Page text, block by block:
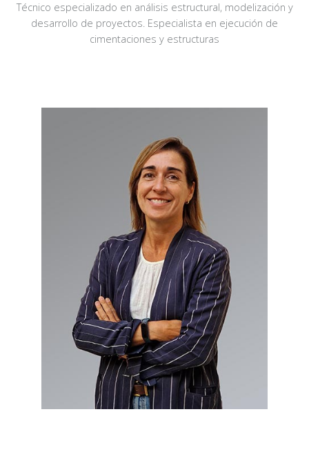
Técnico especializado en análisis estructural, modelización y
desarrollo de proyectos. Especialista en ejecución de
cimentaciones y estructuras